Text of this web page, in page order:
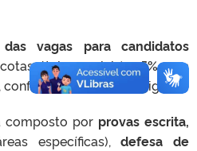
vagas para candidatos
étnico-raciais) e5% para
, conforme a legislação vigente.
composto por provas escrita,
específicas),defesa de